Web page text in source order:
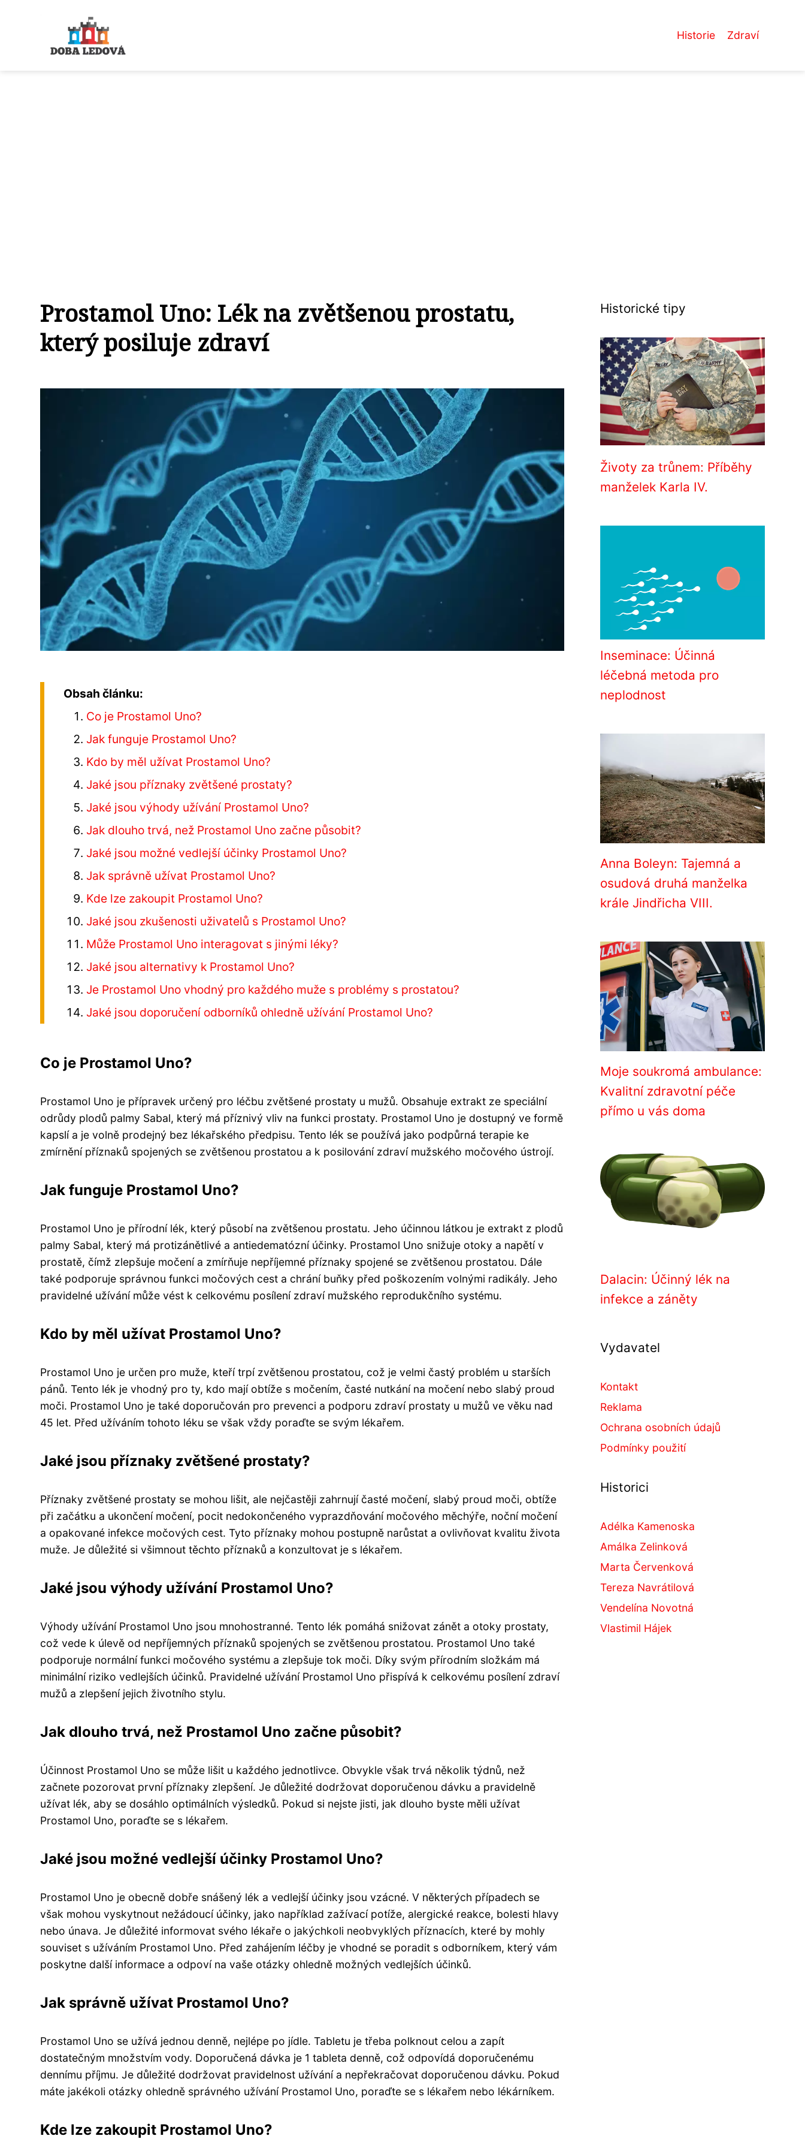
Historie Zdraví
Prostamol Uno: Lék na zvětšenou prostatu,
který posiluje zdraví
Obsah článku:
Co je Prostamol Uno?
Jak funguje Prostamol Uno?
Kdo by měl užívat Prostamol Uno?
Jaké jsou příznaky zvětšené prostaty?
Jaké jsou výhody užívání Prostamol Uno?
Jak dlouho trvá, než Prostamol Uno začne působit?
Jaké jsou možné vedlejší účinky Prostamol Uno?
Jak správně užívat Prostamol Uno?
Kde lze zakoupit Prostamol Uno?
Jaké jsou zkušenosti uživatelů s Prostamol Uno?
Může Prostamol Uno interagovat s jinými léky?
Jaké jsou alternativy k Prostamol Uno?
Je Prostamol Uno vhodný pro každého muže s problémy s prostatou?
Jaké jsou doporučení odborníků ohledně užívání Prostamol Uno?
Co je Prostamol Uno?
Prostamol Uno je přípravek určený pro léčbu zvětšené prostaty u mužů. Obsahuje extrakt ze speciální
odrůdy plodů palmy Sabal, který má příznivý vliv na funkci prostaty. Prostamol Uno je dostupný ve formě
kapslí a je volně prodejný bez lékařského předpisu. Tento lék se používá jako podpůrná terapie ke
zmírnění příznaků spojených se zvětšenou prostatou a k posilování zdraví mužského močového ústrojí.
Jak funguje Prostamol Uno?
Prostamol Uno je přírodní lék, který působí na zvětšenou prostatu. Jeho účinnou látkou je extrakt z plodů
palmy Sabal, který má protizánětlivé a antiedematózní účinky. Prostamol Uno snižuje otoky a napětí v
prostatě, čímž zlepšuje močení a zmírňuje nepříjemné příznaky spojené se zvětšenou prostatou. Dále
také podporuje správnou funkci močových cest a chrání buňky před poškozením volnými radikály. Jeho
pravidelné užívání může vést k celkovému posílení zdraví mužského reprodukčního systému.
Kdo by měl užívat Prostamol Uno?
Prostamol Uno je určen pro muže, kteří trpí zvětšenou prostatou, což je velmi častý problém u starších
pánů. Tento lék je vhodný pro ty, kdo mají obtíže s močením, časté nutkání na močení nebo slabý proud
moči. Prostamol Uno je také doporučován pro prevenci a podporu zdraví prostaty u mužů ve věku nad
45 let. Před užíváním tohoto léku se však vždy poraďte se svým lékařem.
Jaké jsou příznaky zvětšené prostaty?
Příznaky zvětšené prostaty se mohou lišit, ale nejčastěji zahrnují časté močení, slabý proud moči, obtíže
při začátku a ukončení močení, pocit nedokončeného vyprazdňování močového měchýře, noční močení
a opakované infekce močových cest. Tyto příznaky mohou postupně narůstat a ovlivňovat kvalitu života
muže. Je důležité si všimnout těchto příznaků a konzultovat je s lékařem.
Jaké jsou výhody užívání Prostamol Uno?
Výhody užívání Prostamol Uno jsou mnohostranné. Tento lék pomáhá snižovat zánět a otoky prostaty,
což vede k úlevě od nepříjemných příznaků spojených se zvětšenou prostatou. Prostamol Uno také
podporuje normální funkci močového systému a zlepšuje tok moči. Díky svým přírodním složkám má
minimální riziko vedlejších účinků. Pravidelné užívání Prostamol Uno přispívá k celkovému posílení zdraví
mužů a zlepšení jejich životního stylu.
Jak dlouho trvá, než Prostamol Uno začne působit?
Účinnost Prostamol Uno se může lišit u každého jednotlivce. Obvykle však trvá několik týdnů, než
začnete pozorovat první příznaky zlepšení. Je důležité dodržovat doporučenou dávku a pravidelně
užívat lék, aby se dosáhlo optimálních výsledků. Pokud si nejste jisti, jak dlouho byste měli užívat
Prostamol Uno, poraďte se s lékařem.
Jaké jsou možné vedlejší účinky Prostamol Uno?
Prostamol Uno je obecně dobře snášený lék a vedlejší účinky jsou vzácné. V některých případech se
však mohou vyskytnout nežádoucí účinky, jako například zažívací potíže, alergické reakce, bolesti hlavy
nebo únava. Je důležité informovat svého lékaře o jakýchkoli neobvyklých příznacích, které by mohly
souviset s užíváním Prostamol Uno. Před zahájením léčby je vhodné se poradit s odborníkem, který vám
poskytne další informace a odpoví na vaše otázky ohledně možných vedlejších účinků.
Jak správně užívat Prostamol Uno?
Prostamol Uno se užívá jednou denně, nejlépe po jídle. Tabletu je třeba polknout celou a zapít
dostatečným množstvím vody. Doporučená dávka je 1 tableta denně, což odpovídá doporučenému
dennímu příjmu. Je důležité dodržovat pravidelnost užívání a nepřekračovat doporučenou dávku. Pokud
máte jakékoli otázky ohledně správného užívání Prostamol Uno, poraďte se s lékařem nebo lékárníkem.
Kde lze zakoupit Prostamol Uno?
Historické tipy
Životy za trůnem: Příběhy
manželek Karla IV.
Inseminace: Účinná
léčebná metoda pro
neplodnost
Anna Boleyn: Tajemná a
osudová druhá manželka
krále Jindřicha VIII.
Moje soukromá ambulance:
Kvalitní zdravotní péče
přímo u vás doma
Dalacin: Účinný lék na
infekce a záněty
Vydavatel
Kontakt
Reklama
Ochrana osobních údajů
Podmínky použití
Historici
Adélka Kamenoska
Amálka Zelinková
Marta Červenková
Tereza Navrátilová
Vendelína Novotná
Vlastimil Hájek